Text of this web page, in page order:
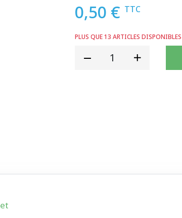
0,50 € TTC
PLUS QUE 13 ARTICLES DISPONIBLES